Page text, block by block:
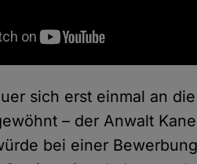
sich erst einmal an
– der Anwalt
bei einer